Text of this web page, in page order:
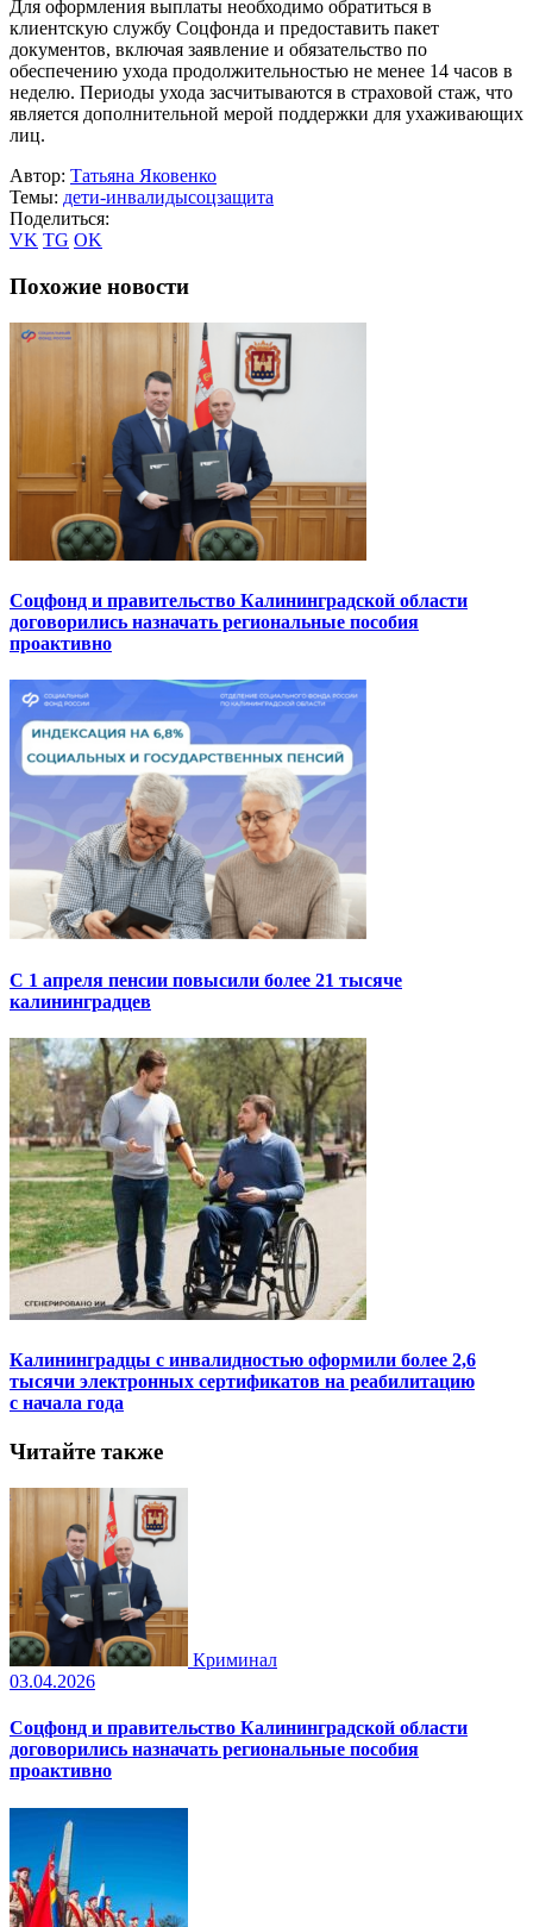
Для оформления выплаты необходимо обратиться в
клиентскую службу Соцфонда и предоставить пакет
документов, включая заявление и обязательство по
обеспечению ухода продолжительностью не менее 14 часов в
неделю. Периоды ухода засчитываются в страховой стаж, что
является дополнительной мерой поддержки для ухаживающих
лиц.
Автор: Татьяна Яковенко
Темы: дети-инвалидысоцзащита
Поделиться:
VK TG OK
Похожие новости
Соцфонд и правительство Калининградской области
договорились назначать региональные пособия
проактивно
С 1 апреля пенсии повысили более 21 тысяче
калининградцев
Калининградцы с инвалидностью оформили более 2,6
тысячи электронных сертификатов на реабилитацию
с начала года
Читайте также
Криминал
03.04.2026
Соцфонд и правительство Калининградской области
договорились назначать региональные пособия
проактивно